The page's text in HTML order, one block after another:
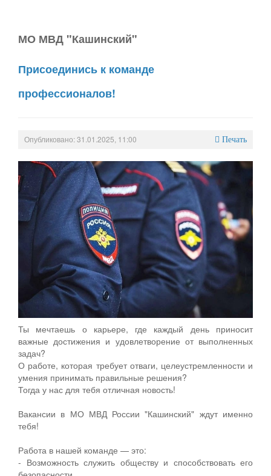
МО МВД "Кашинский"
Присоединись к команде
профессионалов!
Опубликовано: 31.01.2025, 11:00 Печать
Ты мечтаешь о карьере, где каждый день приносит
важные достижения и удовлетворение от выполненных
задач?
О работе, которая требует отваги, целеустремленности и
умения принимать правильные решения?
Тогда у нас для тебя отличная новость!
Вакансии в МО МВД России "Кашинский" ждут именно
тебя!
Работа в нашей команде — это:
- Возможность служить обществу и способствовать его